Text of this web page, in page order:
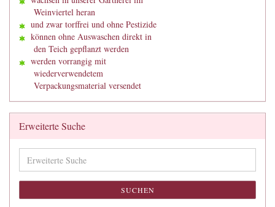
Weinviertel heran
und zwar torffrei und ohne Pestizide
können ohne Auswaschen direkt in
den Teich gepflanzt werden
werden vorrangig mit
wiederverwendetem
Verpackungsmaterial versendet
Erweiterte Suche
Suche
SUCHEN